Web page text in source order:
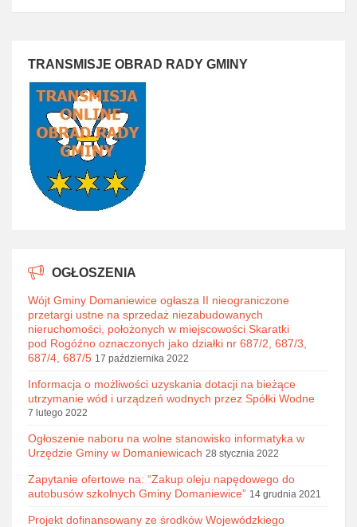
TRANSMISJE OBRAD RADY GMINY
OGŁOSZENIA
Wójt Gminy Domaniewice ogłasza II nieograniczone
przetargi ustne na sprzedaż niezabudowanych
nieruchomości, położonych w miejscowości Skaratki
pod Rogóźno oznaczonych jako działki nr 687/2, 687/3,
687/4, 687/5 17 października 2022
Informacja o możliwości uzyskania dotacji na bieżące
utrzymanie wód i urządzeń wodnych przez Spółki Wodne
7 lutego 2022
Ogłoszenie naboru na wolne stanowisko informatyka w
Urzędzie Gminy w Domaniewicach 28 stycznia 2022
Zapytanie ofertowe na: “Zakup oleju napędowego do
autobusów szkolnych Gminy Domaniewice” 14 grudnia 2021
Projekt dofinansowany ze środków Wojewódzkiego